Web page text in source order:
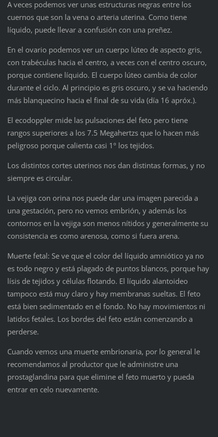
A veces podemos ver unas estructuras negras entre los
cuernos que son la vena o arteria uterina. Como tiene
líquido, puede llevar a confusión con una preñez.
En el ovario podemos ver un cuerpo lúteo de aspecto gris,
con trabéculas hacia el centro, a veces con el centro oscuro,
porque contiene líquido. El cuerpo lúteo cambia de color
durante el ciclo. Al principio es gris oscuro, y se va haciendo
más blanquecino hacia el final de su vida (día 16 apróx.).
El ecodoppler mide las pulsaciones del feto pero tiene
rangos superiores a los 7.5 Megahertzs que lo hacen más
peligroso porque calienta casi 1º los tejidos.
Los distintos cortes uterinos nos dan distintas formas, y no
siempre es circular.
La vejiga con orina nos puede dar una imagen parecida a
una gestación, pero no vemos embrión, y además los
contornos en la vejiga son menos nítidos y generalmente su
consistencia es como arenosa, como si fuera arena.
Muerte fetal: Se ve que el color del líquido amniótico ya no
es todo negro y está plagado de puntos blancos, porque hay
lísis de tejidos y células flotando. El líquido alantoideo
tampoco está muy claro y hay membranas sueltas. El feto
está bien sedimentado en el fondo. No hay movimientos ni
latidos fetales. Los bordes del feto están comenzando a
perderse.
Cuando vemos una muerte embrionaria, por lo general le
recomendamos al productor que le administre una
prostaglandina para que elimine el feto muerto y pueda
entrar en celo nuevamente.